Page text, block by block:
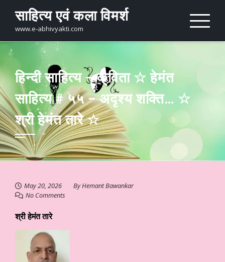
content
साहित्य एवं कला विमर्श
www.e-abhivyakti.com
हिन्दी साहित्य – कविता ☆ हेमंत
साहित्य # ५५ – अदृश्य शक्ति… ☆
श्री हेमंत तारे ☆
May 20, 2026 ByHemant Bawankar
No Comments
श्री हेमंत तारे